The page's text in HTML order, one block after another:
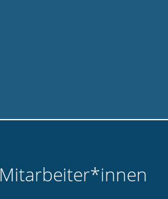
Mitarbeiter*innen